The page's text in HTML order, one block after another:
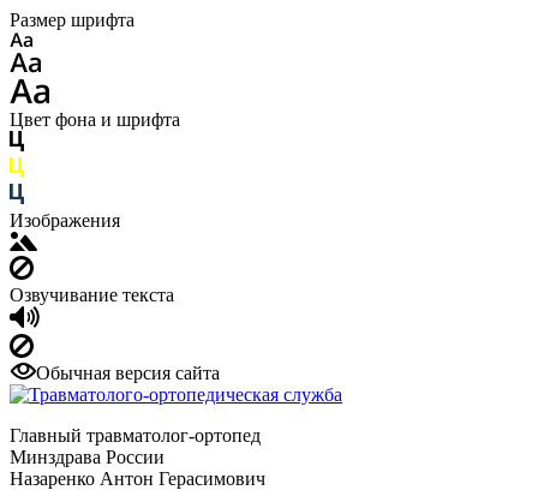
Размер шрифта
Цвет фона и шрифта
Изображения
Озвучивание текста
Обычная версия сайта
Главный травматолог-ортопед
Минздрава России
Назаренко Антон Герасимович